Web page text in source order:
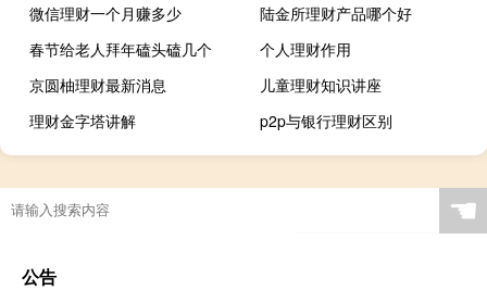
微信理财一个月赚多少
陆金所理财产品哪个好
春节给老人拜年磕头磕几个
个人理财作用
京圆柚理财最新消息
儿童理财知识讲座
理财金字塔讲解
p2p与银行理财区别
☚
公告